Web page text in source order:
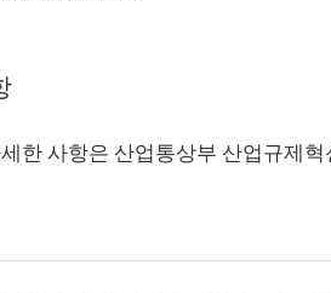
한 사항은 산업통상부 산업규제